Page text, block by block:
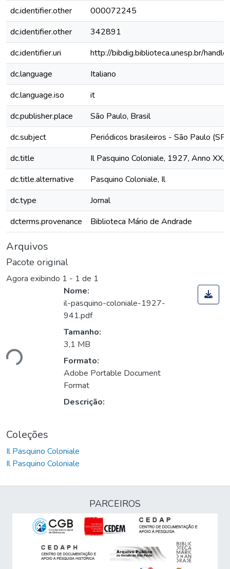
dc.identifier.other
000072245
dc.identifier.other
342891
dc.identifier.uri
http://bibdig.biblioteca.unesp.br/
dc.language
Italiano
dc.language.iso
it
dc.publisher.place
São Paulo, Brasil
dc.subject
Periódicos brasileiros - São Paulo (SP)
dc.title
Il Pasquino Coloniale, 1927, Anno XX,
dc.title.alternative
Pasquino Coloniale, Il
dc.type
Jornal
dcterms.provenance
Biblioteca Mário de Andrade
Arquivos
Pacote original
Agora exibindo 1 - 1 de 1
Nome:
il-pasquino-coloniale-1927-
941.pdf
Tamanho:
3,1 MB
Formato:
Adobe Portable Document
Format
Descrição:
Coleções
Il Pasquino Coloniale
Il Pasquino Coloniale
PARCEIROS